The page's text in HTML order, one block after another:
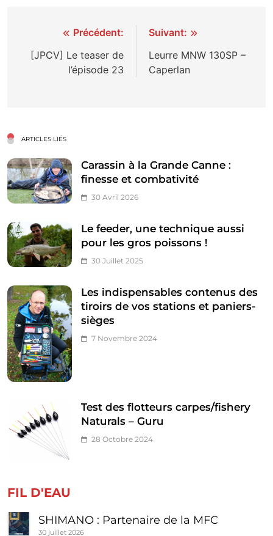
Navigation
de
l’article
Précédent:
[JPCV] Le teaser de
l’épisode 23
Suivant:
Leurre MNW 130SP –
Caperlan
ARTICLES LIÉS
Carassin à la Grande Canne :
finesse et combativité
30 Avril 2026
Le feeder, une technique aussi
pour les gros poissons !
30 Juillet 2025
Les indispensables contenus des
tiroirs de vos stations et paniers-
sièges
7 Novembre 2024
Test des flotteurs carpes/fishery
Naturals – Guru
28 Octobre 2024
FIL D'EAU
SHIMANO : Partenaire de la MFC
30 juillet 2026